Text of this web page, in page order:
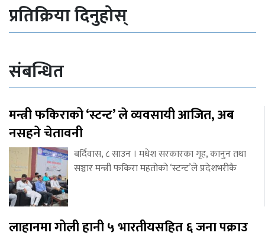
प्रतिक्रिया दिनुहोस्
संबन्धित
मन्त्री फकिराको ‘स्टन्ट’ ले व्यवसायी आजित, अब
नसहने चेतावनी
बर्दिवास, ८ साउन । मधेश सरकारका गृह, कानुन तथा
सञ्चार मन्त्री फकिरा महतोको ‘स्टन्ट’ले प्रदेशभरीकै
लाहानमा गोली हानी ५ भारतीयसहित ६ जना पक्राउ